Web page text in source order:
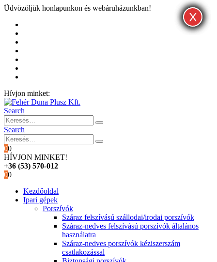
Üdvözöljük honlapunkon és webáruházunkban!
Hívjon minket:
Search
Search
00
HÍVJON MINKET!
+36 (53) 570-012
00
Kezdőoldal
Ipari gépek
Porszívók
Száraz felszívású szállodai/irodai porszívók
Száraz-nedves felszívású porszívók általános
használatra
Száraz-nedves porszívók kéziszerszám
csatlakozással
X
X
X